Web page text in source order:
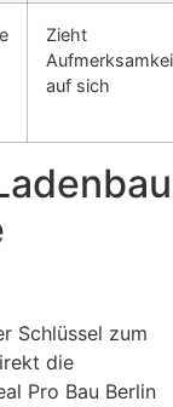
Zieht
auf sich
Schlüssel zum
die
Pro Bau Berlin